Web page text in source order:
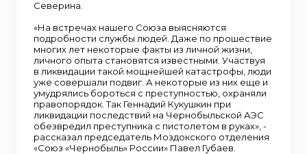
Северина.
«На встречах нашего Союза выясняются
подробности службы людей. Даже по прошествие
многих лет некоторые факты из личной жизни,
личного опыта становятся известными. Участвуя
в ликвидации такой мощнейшей катастрофы, люди
уже совершали подвиг. А некоторые из них еще и
умудрялись бороться с преступностью, охраняли
правопорядок. Так Геннадий Кукушкин при
ликвидации последствий на Чернобыльской АЭС
обезвредил преступника с пистолетом в руках», -
рассказал председатель Моздокского отделения
«Союз «Чернобыль» России» Павел Губаев.